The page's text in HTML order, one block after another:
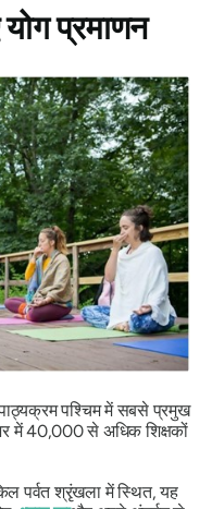
प्रमाणन
पश्चिम में सबसे प्रमुख
में 40,000 से अधिक शिक्षकों
पर्वत श्रृंखला में स्थित, यह